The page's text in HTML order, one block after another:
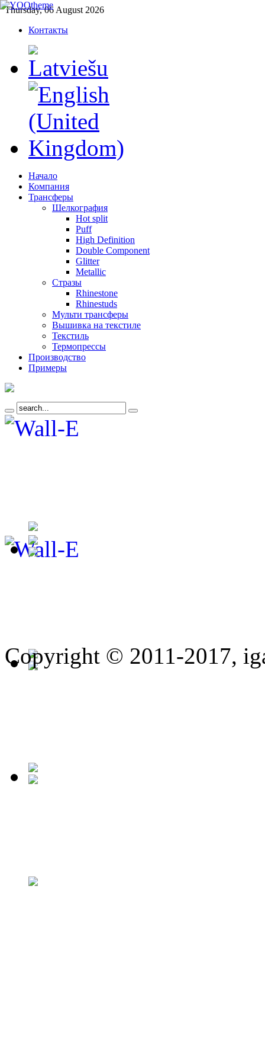
Thursday, 06 August 2026
Контакты
Начало
Компания
Трансферы
Шелкография
Hot split
Puff
High Definition
Double Component
Glitter
Metallic
Стразы
Rhinestone
Rhinestuds
Мульти трансферы
Вышивка на текстиле
Текстиль
Термопрессы
Производство
Примеры
Copyright © 2011-2017,